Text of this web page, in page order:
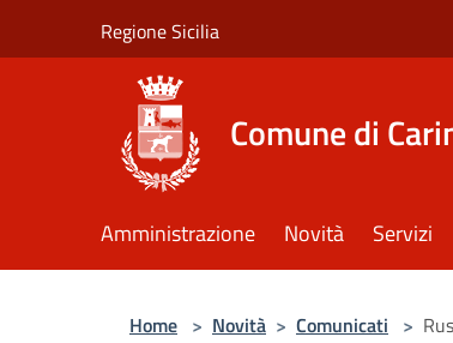
Regione Sicilia
Comune di
Amministrazione Novità Servizi
Home > Novità > Comunicati >